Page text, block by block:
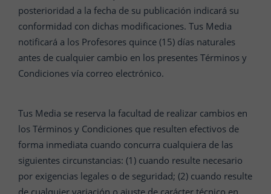
posterioridad a la fecha de su publicación indicará su
conformidad con dichas modificaciones. Tus Media
notificará a los Profesores quince (15) días naturales
antes de cualquier cambio en los presentes Términos y
Condiciones vía correo electrónico.
Tus Media se reserva la facultad de realizar cambios en
los Términos y Condiciones que resulten efectivos de
forma inmediata cuando concurra cualquiera de las
siguientes circunstancias: (1) cuando resulte necesario
por exigencias legales o de seguridad; (2) cuando resulte
de cualquier variación o ajuste de carácter técnico en